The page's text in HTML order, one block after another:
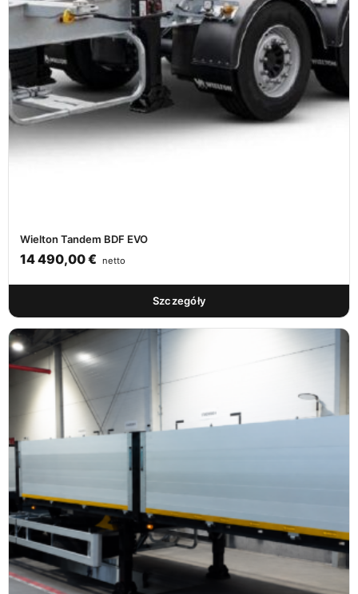
Wielton Tandem BDF EVO
14 490,00€ netto
Szczegóły